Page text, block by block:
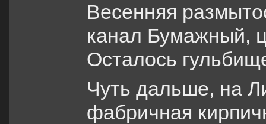
Весенняя
канал Бумажный,
Осталось
Чуть дальше, на
фабричная